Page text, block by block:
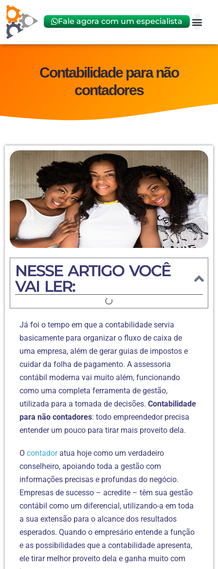
Fale agora com um especialista
Contabilidade para não
contadores
NESSE ARTIGO VOCÊ
VAI LER:
Já foi o tempo em que a contabilidade servia
basicamente para organizar o fluxo de caixa de
uma empresa, além de gerar guias de impostos e
cuidar da folha de pagamento. A assessoria
contábil moderna vai muito além, funcionando
como uma completa ferramenta de gestão,
utilizada para a tomada de decisões. Contabilidade
para não contadores: todo empreendedor precisa
entender um pouco para tirar mais proveito dela.
O contadoratua hoje como um verdadeiro
conselheiro, apoiando toda a gestão com
informações precisas e profundas do negócio.
Empresas de sucesso – acredite – têm sua gestão
contábil como um diferencial, utilizando-a em toda
a sua extensão para o alcance dos resultados
esperados. Quando o empresário entende a função
e as possibilidades que a contabilidade apresenta,
ele tirar melhor proveito dela e ganha muito com